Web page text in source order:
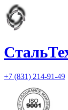
+7 (831) 214-91-49